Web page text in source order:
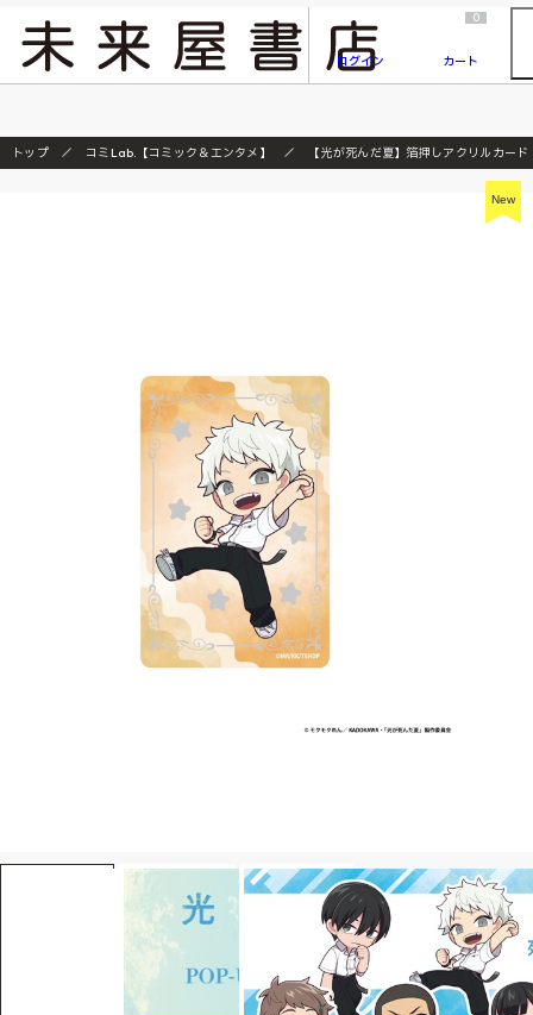
『ONE PIECE magazine 021 ONE PIECEカード付き同梱版』発売延期のご案内
ログイン
0
カート
トップ コミLab.【コミック＆エンタメ】 【光が死んだ夏】箔押しアクリルカー
New